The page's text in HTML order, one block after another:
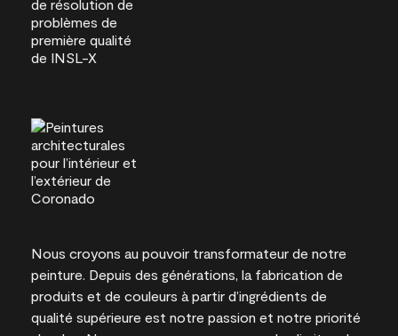
Nous croyons au pouvoir transformateur de notre
peinture. Depuis des générations, la fabrication de
produits et de couleurs à partir d’ingrédients de
qualité supérieure est notre passion et notre priorité